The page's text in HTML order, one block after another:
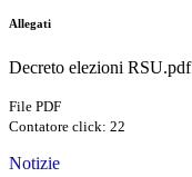
Allegati
Decreto elezioni RSU.pdf
File PDF
Contatore click: 22
Notizie